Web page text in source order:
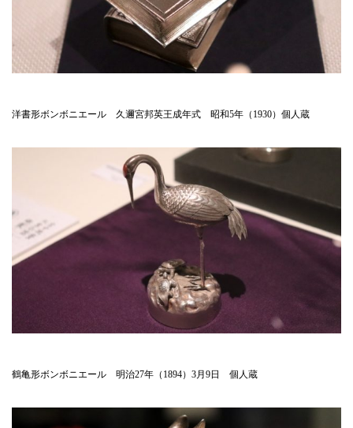
洋書形ボンボニエール 久邇宮邦英王成年式 昭和5年（1930）個人蔵
鶴亀形ボンボニエール 明治27年（1894）3月9日 個人蔵